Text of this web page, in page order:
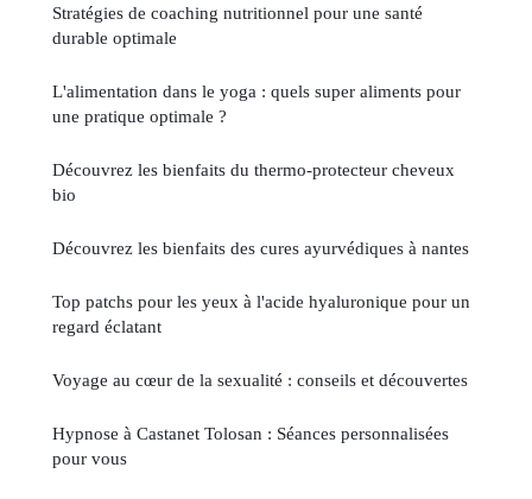
Stratégies de coaching nutritionnel pour une santé
durable optimale
L'alimentation dans le yoga : quels super aliments pour
une pratique optimale ?
Découvrez les bienfaits du thermo-protecteur cheveux
bio
Découvrez les bienfaits des cures ayurvédiques à nantes
Top patchs pour les yeux à l'acide hyaluronique pour un
regard éclatant
Voyage au cœur de la sexualité : conseils et découvertes
Hypnose à Castanet Tolosan : Séances personnalisées
pour vous